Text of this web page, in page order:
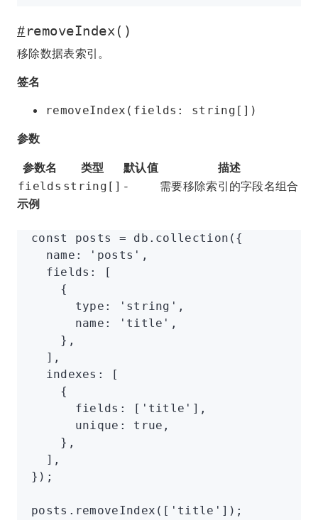
#removeIndex()
移除数据表索引。
签名
removeIndex(fields: string[])
参数
参数名
类型 默认值 描述
fields string[] -
需要移除索引的字段名组合
示例
const posts = db .collection ({
  name
: 'posts' ,
  fields
:
[
    {
      type
: 'string' ,
      name
: 'title' ,
    }
,
  ]
,
  indexes
:
[
    {
      fields
: [ 'title' ] ,
      unique
: true ,
    }
,
  ]
,
});
posts .removeIndex ([ 'title' ]);